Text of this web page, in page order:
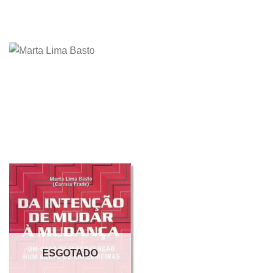
ESGOTADO